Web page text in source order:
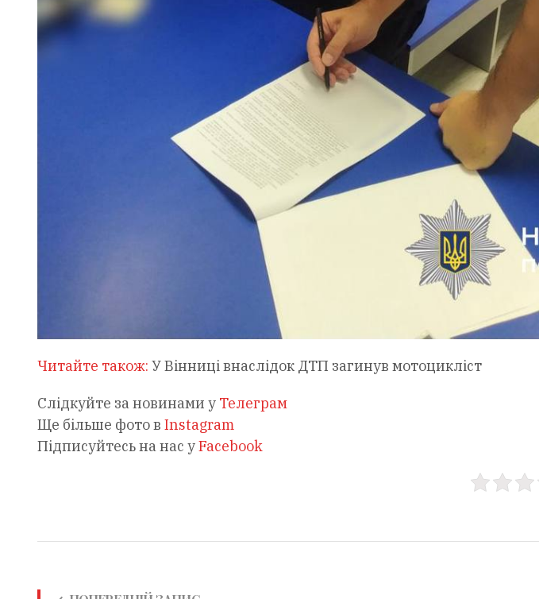
Читайте також: У Вінниці внаслідок ДТП загинув мотоцикліст
Слідкуйте за новинами у Телеграм
Ще більше фото в Instagram
Підписуйтесь на нас уFacebook